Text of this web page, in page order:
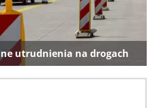
utrudnienia na drogach